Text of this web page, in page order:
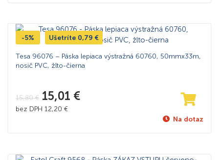
-5% Ušetríte 0,79 €
Tesa 96076 – Páska lepiaca výstražná 60760, 50mmx33m,
nosič PVC, žlto-čierna
15,80€ 15,01 €
bez DPH 12,20 €
Na dotaz